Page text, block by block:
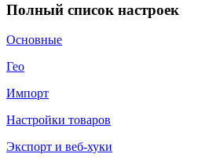
Полный список настроек
Основные
Гео
Импорт
Настройки товаров
Экспорт и веб-хуки